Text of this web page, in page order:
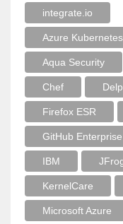
integrate.io
Azure Kubernetes
Aqua Security
Chef
Firefox ESR
GitHub Enterprise
IBM
KernelCare
Microsoft Azure